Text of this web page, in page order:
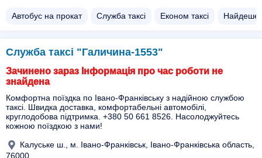
Автобус на прокат Служба таксі Економ таксі
Cлужба таксі "Галичина-1553"
Зачинено зараз Інформація про час роботи не
знайдена
Комфортна поїздка по Івано-Франківську з надійною службою
таксі. Швидка доставка, комфортабельні автомобілі,
круглодобова підтримка. +380 50 661 8526. Насолоджуйтесь
кожною поїздкою з нами!
Калуське ш., м. Івано-Франківськ, Івано-Франківська область,
76000